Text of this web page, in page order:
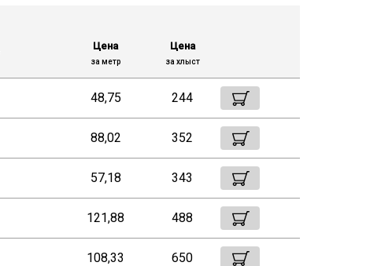
Цена
за метр
Цена
за хлыст
48,75 244
88,02 352
57,18 343
121,88 488
108,33 650